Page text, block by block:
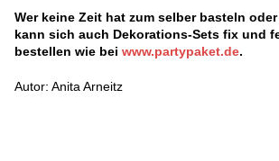
Wer keine Zeit hat zum selber basteln
kann sich auch Dekorations-Sets fix und
bestellen wie bei www.partypaket.de.
Autor: Anita Arneitz